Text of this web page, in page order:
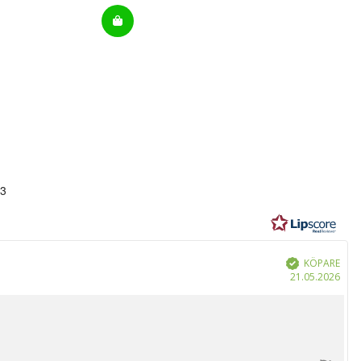
Bekräftad
KÖPARE
21.05.2026